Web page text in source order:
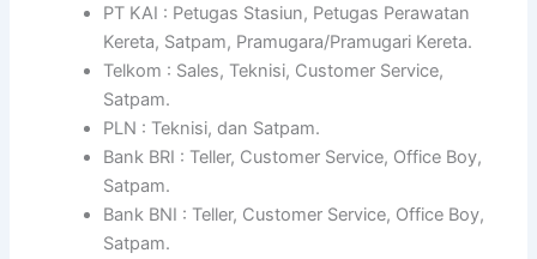
PT KAI : Petugas Stasiun, Petugas Perawatan
Kereta, Satpam, Pramugara/Pramugari Kereta.
Telkom : Sales, Teknisi, Customer Service,
Satpam.
PLN : Teknisi, dan Satpam.
Bank BRI : Teller, Customer Service, Office Boy,
Satpam.
Bank BNI : Teller, Customer Service, Office Boy,
Satpam.